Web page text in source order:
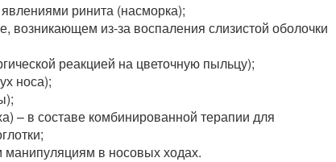
ринита (насморка);
возникающем из-за воспаления слизистой оболочки
реакцией на цветочную пыльцу);
носа);
– в составе комбинированной терапии для
манипуляциям в носовых ходах.